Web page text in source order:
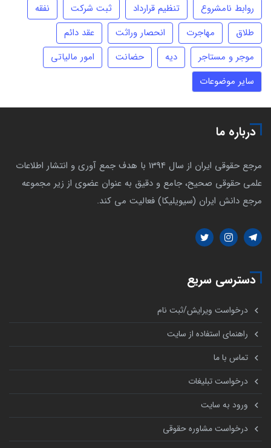
روابط نامشروع تنظیم قرارداد ثبت شرکت
نفقه
طلاق
مهاجرت انحصار وراثت
عقد دائم
موجر و مستاجر
دیه حضانت
امور مالیاتی
سایر موضوعات
درباره ما
مرجع حقوقی ایران از سال 1394 با هدف جمع آوری و انتشار اطلاعات
علمی حقوقی صحیح، جامع و دقیق به عنوان عضوی از زیر مجموعه
مرجع دانش ایران (سیویلیکا) فعالیت می کند.
دسترسی سریع
درخواست ویرایش/ثبت نام
راهنمای استفاده از سایت
تماس با ما
درخواست تبلیغات
ورود به سایت
درخواست مشاوره حقوقی